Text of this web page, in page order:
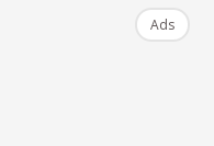
Ads